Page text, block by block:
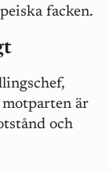
facken.
är
och